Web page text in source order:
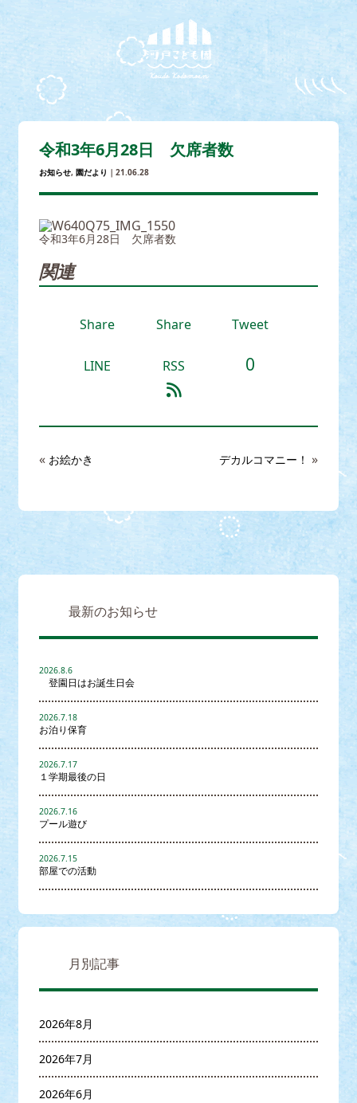
令和3年6月28日 欠席者数
お知らせ, 園だより ｜21.06.28
令和3年6月28日 欠席者数
関連
Share Share Tweet
LINE RSS 0
« お絵かき デカルコマニー！ »
最新のお知らせ
登園日はお誕生日会
2026.8.6
お泊り保育
2026.7.18
１学期最後の日
2026.7.17
プール遊び
2026.7.16
部屋での活動
2026.7.15
月別記事
2026年8月
2026年7月
2026年6月